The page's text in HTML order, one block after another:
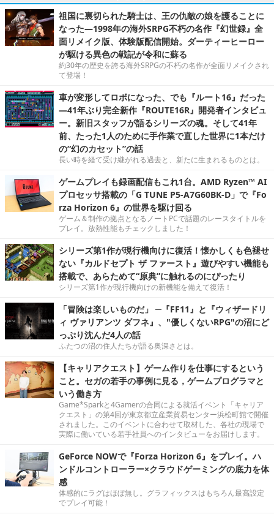
祖国に裏切られた騎士は、王の仇敵の娘を護ることに
なった―1998年の海外SRPG不朽の名作『幻世録』全
面リメイク版、体験版配信開始。ダーティーヒーロー
が駆ける異色の戦記が令和に蘇る
約30年の歴史を誇る海外SRPGの不朽の名作が全面リメイクされ
て登場！
車が変形してロボになった、でも『ルート16』だった
―41年ぶり完全新作『ROUTE16R』開発者インタビュ
ー。新旧スタッフが語るシリーズの魂。そして41年
前、たった1人のために手作業で直した世界に1本だけ
の“幻のカセット”の話
長い時を経て受け継がれる過去と、新たに生まれるものとは。
ゲームプレイも録画配信もこれ1台。AMD Ryzen™ AI
プロセッサ搭載の「G TUNE P5-A7G60BK-D」で『Fo
rza Horizon 6』の世界を駆け回る
ゲーム＆制作の拠点となるノートPCで話題のレースタイトルを
プレイ。放熱性能もチェックしました！
シリーズ第1作が現行機向けに復活！懐かしくも色褪せ
ない『カルドセプト ザ ファースト』遊びやすい機能も
搭載で、あらためて“原典”に触れるのにぴったり
シリーズ第1作が現行機向けの新機能を備えて復活！
「冒険は楽しいものだ」 ─『FF11』と『ウィザードリ
ィ ヴァリアンツ ダフネ』、"優しくないRPG"の沼にど
っぷり沈んだ4人の話
ふたつの沼の住人たちが語る奥深さとは。
【キャリアクエスト】ゲーム作りを仕事にするという
こと。セガの若手の事例に見る，ゲームプログラマと
いう働き方
Game*Sparkと4Gamerの合同による就活イベント「キャリア
クエスト」の第4回が東京都立産業貿易センター浜松町館で開催
されました。このイベントに合わせて取材した、各社の現場で
実際に働いている若手社員へのインタビューをお届けします。
GeForce NOWで『Forza Horizon 6』をプレイ。ハ
ンドルコントローラー×クラウドゲーミングの底力を体
感
体感的にラグはほぼ無し。グラフィックスはもちろん最高設定
でプレイ可能！